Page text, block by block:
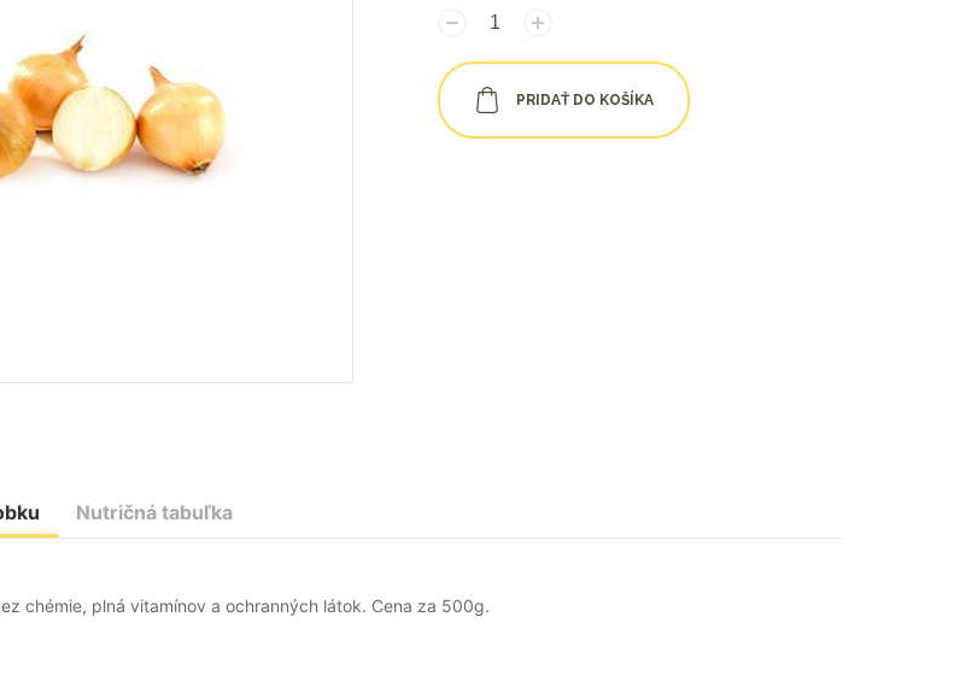
PRIDAŤ DO KOŠÍKA
Nutričná tabuľka
chémie, plná vitamínov a ochranných látok. Cena za 500g.